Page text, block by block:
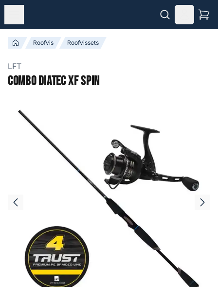
Roofvis Roofvissets
LFT
Combo Diatec XF Spin